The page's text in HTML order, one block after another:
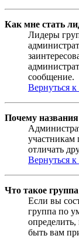
Как мне стать
Лидеры
сообщение.
Вернуться к
Почему
участникам
отличать
Вернуться к
Что такое
Если вы
группа по
быть вам